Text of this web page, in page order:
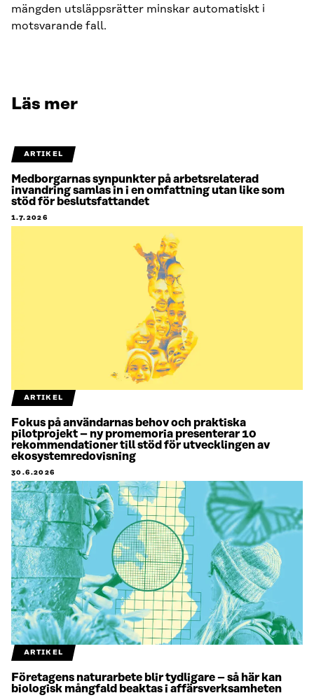
mängden utsläppsrätter minskar automatiskt i
motsvarande fall.
Läs mer
ARTIKEL
Medborgarnas synpunkter på arbetsrelaterad
invandring samlas in i en omfattning utan like som
stöd för beslutsfattandet
1.7.2026
ARTIKEL
Fokus på användarnas behov och praktiska
pilotprojekt – ny promemoria presenterar 10
rekommendationer till stöd för utvecklingen av
ekosystemredovisning
30.6.2026
ARTIKEL
Företagens naturarbete blir tydligare – så här kan
biologisk mångfald beaktas i affärsverksamheten